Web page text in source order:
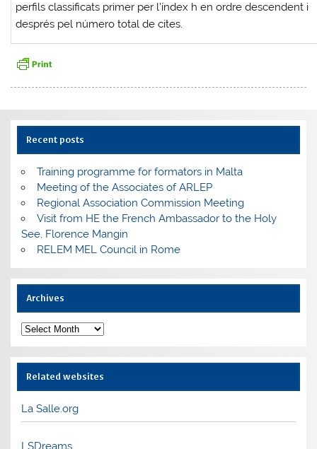
perfils classificats primer per l’índex h en ordre descendent i
després pel número total de cites.
Recent posts
Training programme for formators in Malta
Meeting of the Associates of ARLEP
Regional Association Commission Meeting
Visit from HE the French Ambassador to the Holy
See, Florence Mangin
RELEM MEL Council in Rome
Archives
Archives
Related websites
La Salle.org
LSDreams